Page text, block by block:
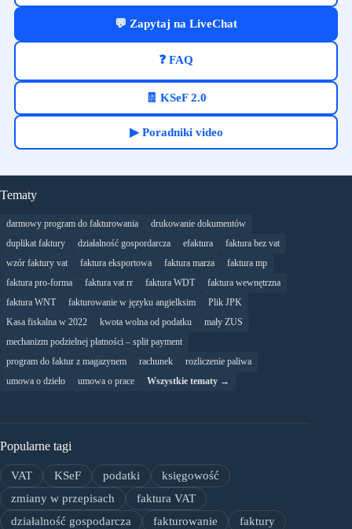
💬 Zapytaj na LiveChat
❓ FAQ
🧾 KSeF 2.0
▶ Poradniki video
Tematy
darmowy program do fakturowania
drukowanie dokumentów
duplikat faktury
działalność gospordarcza efaktura
faktura bez vat
wzór faktury vat
faktura eksportowa faktura marza
faktura mp
faktura pro-forma
faktura vat rr faktura WDT
faktura wewnętrzna
faktura WNT
fakturowanie w języku angielksim
Plik JPK
Kasa fiskalna w 2022
kwota wolna od podatku
mały ZUS
mechanizm podzielnej płatności – split payment
program do faktur z magazynem
rachunek
rozliczenie paliwa
umowa o dzieło
umowa o prace Wszystkie tematy →
Popularne tagi
VAT KSeF podatki
księgowość
zmiany w przepisach
faktura VAT
działalność gospodarcza
fakturowanie
faktury